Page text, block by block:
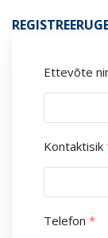
Ettevõte
Kontaktisik
Telefon *